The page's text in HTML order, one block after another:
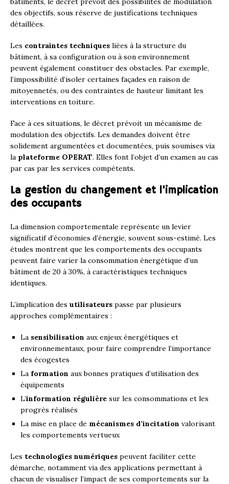
des objectifs, sous réserve de justifications techniques
détaillées.
Les contraintes techniques liées à la structure du
bâtiment, à sa configuration ou à son environnement
peuvent également constituer des obstacles. Par exemple,
l’impossibilité d’isoler certaines façades en raison de
mitoyennetés, ou des contraintes de hauteur limitant les
interventions en toiture.
Face à ces situations, le décret prévoit un mécanisme de
modulation des objectifs. Les demandes doivent être
solidement argumentées et documentées, puis soumises via
la plateforme OPERAT. Elles font l’objet d’un examen au cas
par cas par les services compétents.
La gestion du changement et l’implication
des occupants
La dimension comportementale représente un levier
significatif d’économies d’énergie, souvent sous-estimé. Les
études montrent que les comportements des occupants
peuvent faire varier la consommation énergétique d’un
bâtiment de 20 à 30%, à caractéristiques techniques
identiques.
L’implication des utilisateurs passe par plusieurs
approches complémentaires :
La sensibilisation aux enjeux énergétiques et
environnementaux, pour faire comprendre l’importance
des écogestes
La formation aux bonnes pratiques d’utilisation des
équipements
L’information régulière sur les consommations et les
progrès réalisés
La mise en place de mécanismes d’incitation valorisant
les comportements vertueux
Les technologies numériques peuvent faciliter cette
démarche, notamment via des applications permettant à
chacun de visualiser l’impact de ses comportements sur la